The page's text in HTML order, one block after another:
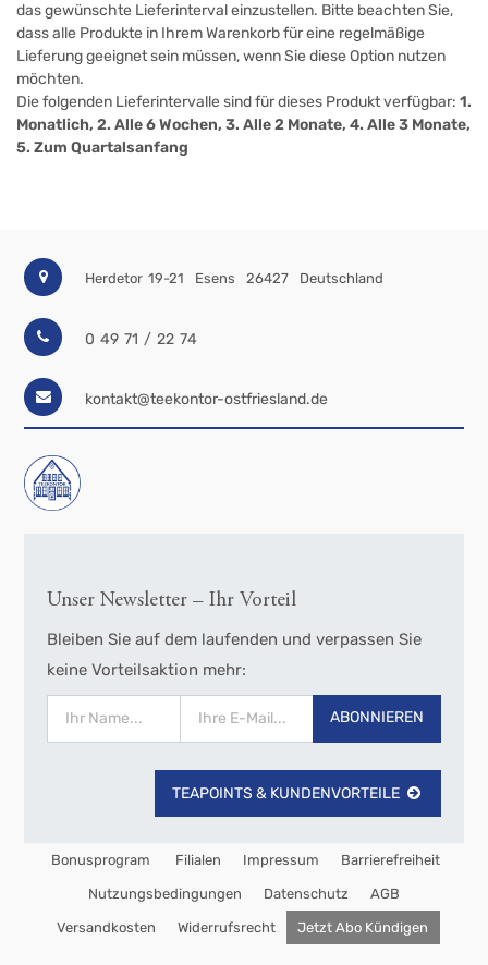
das gewünschte Lieferinterval einzustellen. Bitte beachten Sie,
dass alle Produkte in Ihrem Warenkorb für eine regelmäßige
Lieferung geeignet sein müssen, wenn Sie diese Option nutzen
möchten.
Die folgenden Lieferintervalle sind für dieses Produkt verfügbar: 1.
Monatlich, 2. Alle 6 Wochen, 3. Alle 2 Monate, 4. Alle 3 Monate,
5. Zum Quartalsanfang
Herdetor 19-21 Esens 26427 Deutschland
0 49 71 / 22 74
kontakt@teekontor-ostfriesland.de
Unser Newsletter – Ihr Vorteil
Bleiben Sie auf dem laufenden und verpassen Sie
keine Vorteilsaktion mehr:
ABONNIEREN
TEAPOINTS & KUNDENVORTEILE
Bonusprogram Filialen Impressum Barrierefreiheit
Nutzungsbedingungen Datenschutz AGB
Versandkosten Widerrufsrecht Jetzt Abo Kündigen